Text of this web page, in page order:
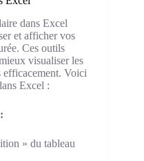
dans Excel
et afficher vos
Ces outils
visualiser les
efficacement. Voici
Excel :
» du tableau